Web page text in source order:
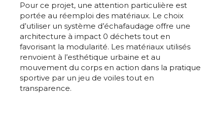
J'accepte lestermes et conditions
* Champ obligatoire
Prénom
Statut / Organisation
J'accepte lestermes et conditions
Pour ce projet, une attention particulière est
portée au réemploi des matériaux. Le choix
d’utiliser un système d’échafaudage offre une
architecture à impact 0 déchets tout en
favorisant la modularité. Les matériaux utilisés
renvoient à l’esthétique urbaine et au
mouvement du corps en action dans la pratique
sportive par un jeu de voiles tout en
transparence.